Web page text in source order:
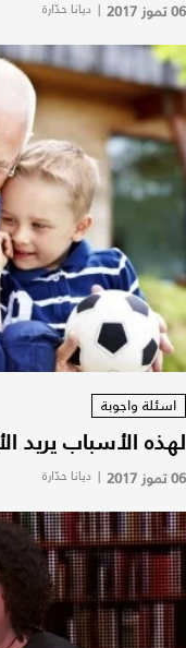
06 تموز 2017 | ديانا حدّارة
اسئلة واجوبة
لهذه الأسباب يريد
06 تموز 2017 | ديانا حدّارة